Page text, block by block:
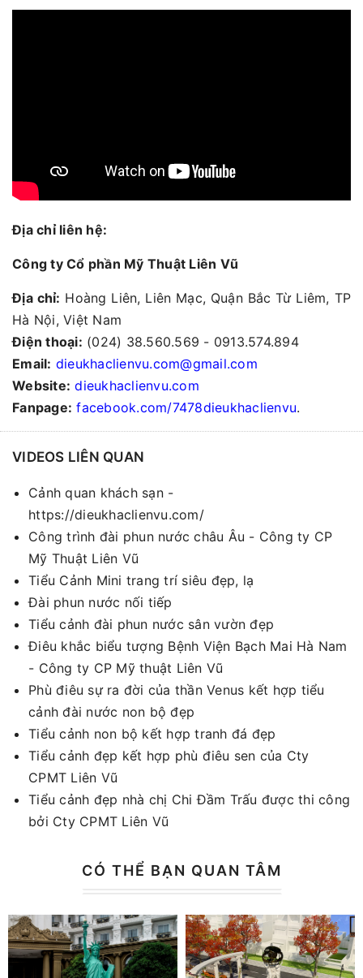
Địa chỉ liên hệ:
Công ty Cổ phần Mỹ Thuật Liên Vũ
Địa chỉ: Hoàng Liên, Liên Mạc, Quận Bắc Từ Liêm, TP
Hà Nội, Việt Nam
Điện thoại: (024) 38.560.569 - 0913.574.894
Email: dieukhaclienvu.com@gmail.com
Website: dieukhaclienvu.com
Fanpage: facebook.com/7478dieukhaclienvu.
VIDEOS LIÊN QUAN
Cảnh quan khách sạn -
https://dieukhaclienvu.com/
Công trình đài phun nước châu Âu - Công ty CP
Mỹ Thuật Liên Vũ
Tiểu Cảnh Mini trang trí siêu đẹp, lạ
Đài phun nước nối tiếp
Tiểu cảnh đài phun nước sân vườn đẹp
Điêu khắc biểu tượng Bệnh Viện Bạch Mai Hà Nam
- Công ty CP Mỹ thuật Liên Vũ
Phù điêu sự ra đời của thần Venus kết hợp tiểu
cảnh đài nước non bộ đẹp
Tiểu cảnh non bộ kết hợp tranh đá đẹp
Tiểu cảnh đẹp kết hợp phù điêu sen của Cty
CPMT Liên Vũ
Tiểu cảnh đẹp nhà chị Chi Đầm Trấu được thi công
bởi Cty CPMT Liên Vũ
CÓ THỂ BẠN QUAN TÂM